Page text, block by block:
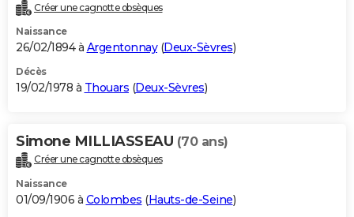
Créer une cagnotte obsèques
Naissance
26/02/1894 à Argentonnay(Deux-Sèvres)
Décès
19/02/1978 à Thouars (Deux-Sèvres)
Simone MILLIASSEAU (70 ans)
Créer une cagnotte obsèques
Naissance
01/09/1906 à Colombes (Hauts-de-Seine)